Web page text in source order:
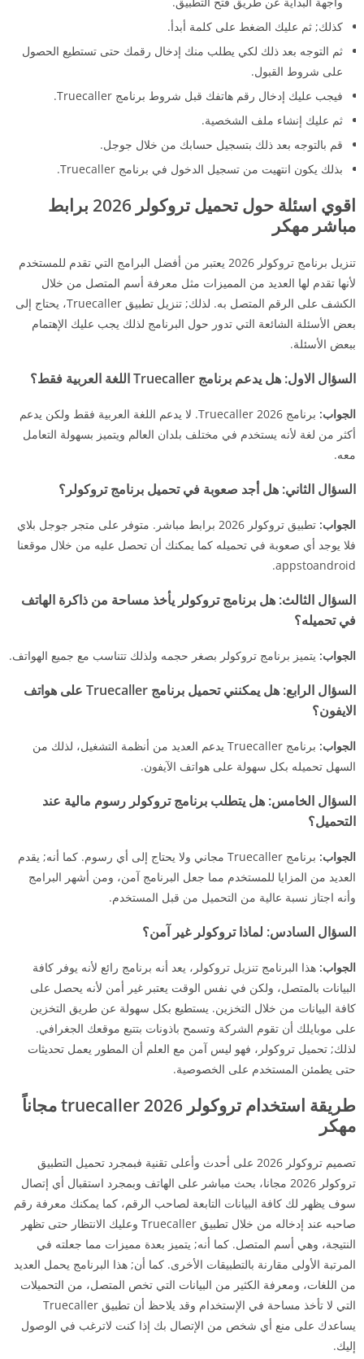
كذلك; ثم عليك الضغط على كلمة أبدأ.
ثم التوجه بعد ذلك لكي يطلب منك إدخال رقمك حتى تستطيع الحصول
على شروط القبول.
فيجب عليك إدخال رقم هاتفك قبل شروط برنامج Truecaller.
ثم عليك إنشاء ملف الشخصية.
قم بالتوجه بعد ذلك بتسجيل حسابك من خلال جوجل.
بذلك يكون انتهيت من تسجيل الدخول في برنامج Truecaller.
اقوي اسئلة حول تحميل تروكولر 2026 برابط
مباشر مهكر
تنزيل برنامج تروكولر 2026 يعتبر من أفضل البرامج التي تقدم للمستخدم
لأنها تقدم لها العديد من المميزات مثل معرفة أسم المتصل من خلال
الكشف على الرقم المتصل به. لذلك; تنزيل تطبيق Truecaller، يحتاج إلى
بعض الأسئلة الشائعة التي تدور حول البرنامج لذلك يجب عليك الإهتمام
ببعض الأسئلة.
السؤال الاول: هل يدعم برنامج Truecaller اللغة العربية فقط؟
الجواب:
برنامج Truecaller 2026. لا يدعم اللغة العربية فقط ولكن يدعم
أكثر من لغة لأنه يستخدم في مختلف بلدان العالم ويتميز بسهولة التعامل
معه.
السؤال الثاني: هل أجد صعوبة في تحميل برنامج تروكولر؟
الجواب:
تطبيق تروكولر 2026 برابط مباشر. متوفر على متجر جوجل بلاي
فلا يوجد أي صعوبة في تحميله كما يمكنك أن تحصل عليه من خلال موقعنا
appstoandroid.
السؤال الثالث: هل برنامج تروكولر يأخذ مساحة من ذاكرة الهاتف
في تحميله؟
الجواب: يتميز برنامج تروكولر بصغر حجمه ولذلك تتناسب مع جميع الهواتف.
السؤال الرابع:
هل يمكنني تحميل برنامج Truecaller على هواتف
الايفون؟
الجواب:
برنامج Truecaller يدعم العديد من أنظمة التشغيل، لذلك من
السهل تحميله بكل سهولة على هواتف الآيفون.
السؤال الخامس: هل يتطلب برنامج تروكولر رسوم مالية عند
التحميل؟
الجواب:
برنامج Truecaller مجاني ولا يحتاج إلى أي رسوم. كما أنه; يقدم
العديد من المزايا للمستخدم مما جعل البرنامج آمن، ومن أشهر البرامج
وأنه اجتاز نسبة عالية من التحميل من قبل المستخدم.
السؤال السادس: لماذا تروكولر غير آمن؟
الجواب: هذا البرنامج تنزيل تروكولر، يعد أنه برنامج رائع لأنه يوفر كافة
البيانات بالمتصل، ولكن في نفس الوقت يعتبر غير أمن لأنه يحصل على
كافة البيانات من خلال التخزين. يستطيع بكل سهولة عن طريق التخزين
على موبايلك أن تقوم الشركة وتسمح باذونات بتتبع موقعك الجغرافي.
لذلك; تحميل تروكولر، فهو ليس آمن مع العلم أن المطور يعمل تحديثات
حتى يطمئن المستخدم على الخصوصية.
طريقة استخدام تروكولر 2026 truecaller مجاناً
مهكر
تصميم تروكولر 2026 على أحدث وأعلى تقنية فبمجرد تحميل التطبيق
تروكولر 2026 مجانا، بحث مباشر على الهاتف وبمجرد استقبال أي إتصال
سوف يظهر لك كافة البيانات التابعة لصاحب الرقم، كما يمكنك معرفة رقم
صاحبه عند إدخاله من خلال تطبيق Truecaller وعليك الانتظار حتى تظهر
النتيجة، وهي أسم المتصل. كما أنه; يتميز بعدة مميزات مما جعلته في
المرتبة الأولى مقارنة بالتطبيقات الأخرى. كما أن; هذا البرنامج يحمل العديد
من اللغات، ومعرفة الكثير من البيانات التي تخص المتصل، من التحميلات
التي لا تأخذ مساحة في الإستخدام وقد يلاحظ أن تطبيق Truecaller
يساعدك على منع أي شخص من الإتصال بك إذا كنت لاترغب في الوصول
إليك.